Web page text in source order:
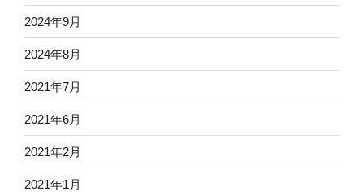
2024年9月
2024年8月
2021年7月
2021年6月
2021年2月
2021年1月